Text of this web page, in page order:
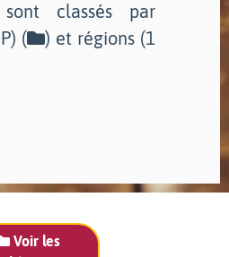
classés par
(
) et régions (1
Voir les